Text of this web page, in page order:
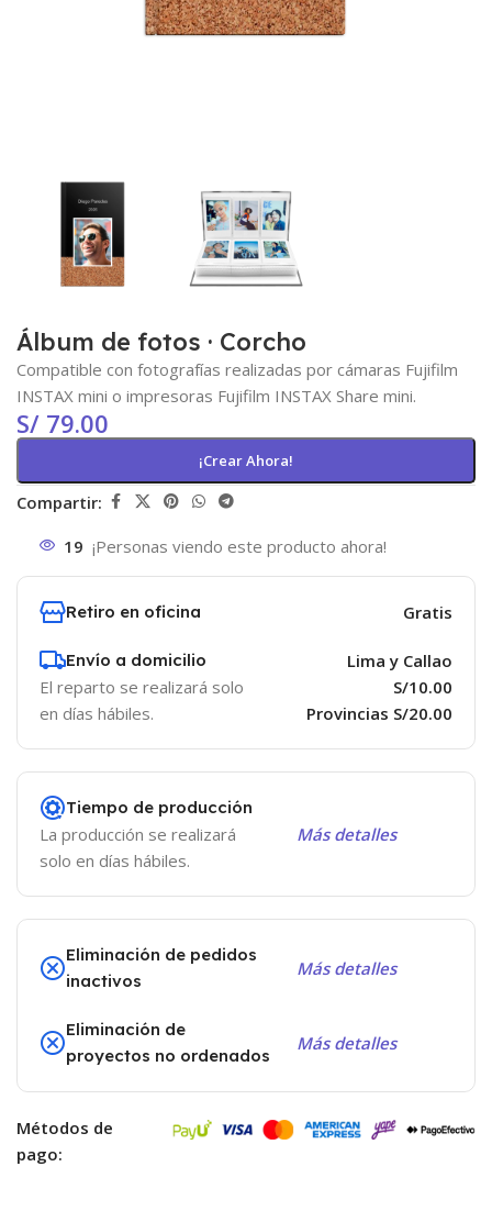
Álbum de fotos · Corcho
Compatible con fotografías realizadas por cámaras Fujifilm
INSTAX mini o impresoras Fujifilm INSTAX Share mini.
S/ 79.00
¡Crear Ahora!
Compartir:
19 ¡Personas viendo este producto ahora!
Retiro en oficina Gratis
Envío a domicilio
El reparto se realizará solo
en días hábiles.
Lima y Callao
S/10.00
Provincias S/20.00
Tiempo de producción
La producción se realizará
solo en días hábiles.
Más detalles
Eliminación de pedidos
inactivos
Más detalles
Eliminación de
proyectos no ordenados
Más detalles
Métodos de
pago: